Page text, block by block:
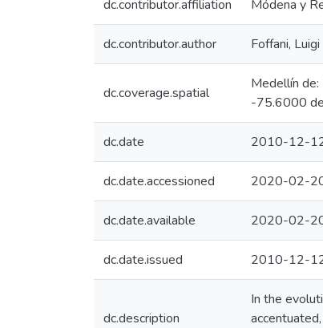
dc.contributor.affiliation Módena y
dc.contributor.author Foffani, Luigi
dc.coverage.spatial
Medellín
-75.6000
dc.date 2010-12-
dc.date.accessioned 2020-02-
dc.date.available 2020-02-
dc.date.issued 2010-12-
dc.description
In the